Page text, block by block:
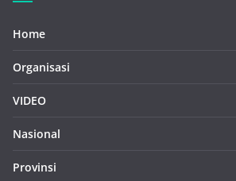
Home
Organisasi
VIDEO
Nasional
Provinsi